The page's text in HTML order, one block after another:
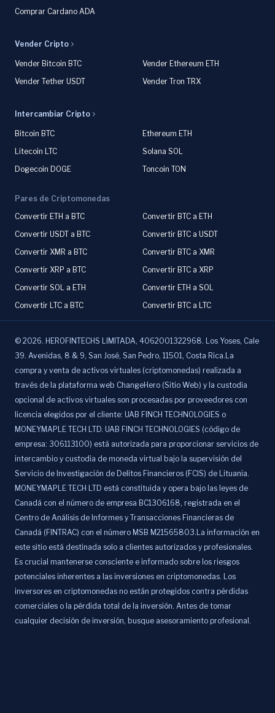
Comprar Cardano ADA
Vender Cripto
Vender Bitcoin BTC
Vender Ethereum ETH
Vender Tether USDT
Vender Tron TRX
Intercambiar Cripto
Bitcoin BTC
Ethereum ETH
Litecoin LTC
Solana SOL
Dogecoin DOGE
Toncoin TON
Pares de Criptomonedas
Convertir ETH a BTC
Convertir BTC a ETH
Convertir USDT a BTC
Convertir BTC a USDT
Convertir XMR a BTC
Convertir BTC a XMR
Convertir XRP a BTC
Convertir BTC a XRP
Convertir SOL a ETH
Convertir ETH a SOL
Convertir LTC a BTC
Convertir BTC a LTC
© 2026. HEROFINTECHS LIMITADA, 4062001322968. Los Yoses, Cale
39. Avenidas, 8 & 9, San José, San Pedro, 11501, Costa Rica.La
compra y venta de activos virtuales (criptomonedas) realizada a
través de la plataforma web ChangeHero (Sitio Web) y la custodia
opcional de activos virtuales son procesadas por proveedores con
licencia elegidos por el cliente: UAB FINCH TECHNOLOGIES o
MONEYMAPLE TECH LTD. UAB FINCH TECHNOLOGIES (código de
empresa: 306113100) está autorizada para proporcionar servicios de
intercambio y custodia de moneda virtual bajo la supervisión del
Servicio de Investigación de Delitos Financieros (FCIS) de Lituania.
MONEYMAPLE TECH LTD está constituida y opera bajo las leyes de
Canadá con el número de empresa BC1306168, registrada en el
Centro de Análisis de Informes y Transacciones Financieras de
Canadá (FINTRAC) con el número MSB M21565803.La información en
este sitio está destinada solo a clientes autorizados y profesionales.
Es crucial mantenerse consciente e informado sobre los riesgos
potenciales inherentes a las inversiones en criptomonedas. Los
inversores en criptomonedas no están protegidos contra pérdidas
comerciales o la pérdida total de la inversión. Antes de tomar
cualquier decisión de inversión, busque asesoramiento profesional.